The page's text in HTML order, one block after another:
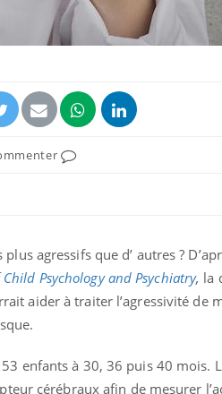
agressifs que d’ autres ?
Psychology and Psychiatry, la
aider à traiter l’agressivité de
enfants à 30, 36 puis 40 mois.
cérébraux afin de mesurer
multiples ce qui la rendpatients